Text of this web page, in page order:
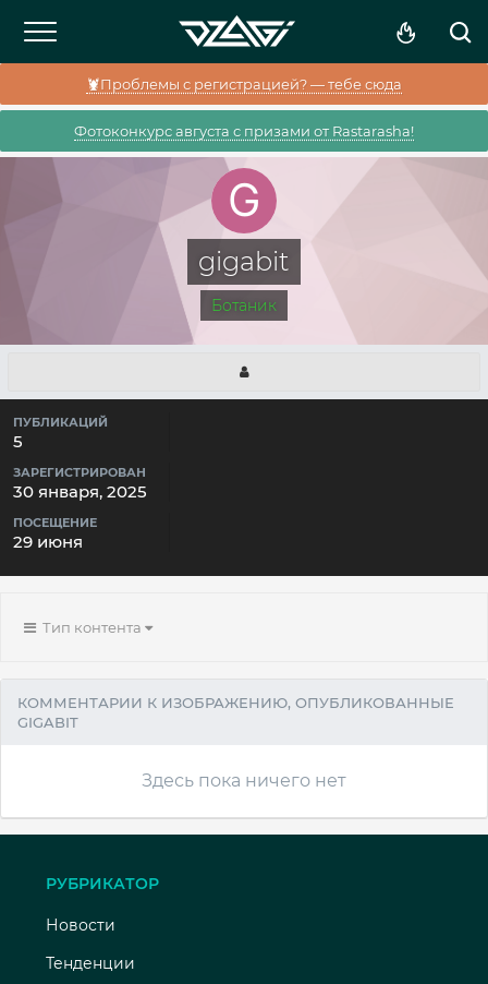
🦞Проблемы с регистрацией? — тебе сюда
Фотоконкурс августа с призами от Rastarasha!
gigabit
Ботаник
ПУБЛИКАЦИЙ
5
ЗАРЕГИСТРИРОВАН
30 января, 2025
ПОСЕЩЕНИЕ
29 июня
Тип контента
КОММЕНТАРИИ К ИЗОБРАЖЕНИЮ, ОПУБЛИКОВАННЫЕ
GIGABIT
Здесь пока ничего нет
РУБРИКАТОР
Новости
Тенденции